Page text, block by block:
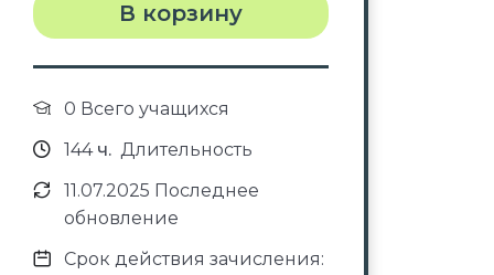
В корзину
0 Всего учащихся
144ч. Длительность
11.07.2025 Последнее
обновление
Срок действия зачисления: